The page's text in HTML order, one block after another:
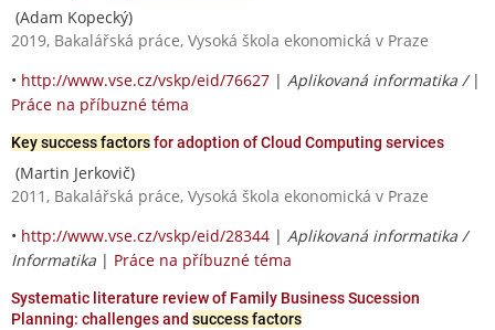
(Adam Kopecký)
2019, Bakalářská práce, Vysoká škola ekonomická v Praze
• http://www.vse.cz/vskp/eid/76627 | Aplikovaná informatika / |
Práce na příbuzné téma
Key success factorsfor adoption of Cloud Computing services
(Martin Jerkovič)
2011, Bakalářská práce, Vysoká škola ekonomická v Praze
• http://www.vse.cz/vskp/eid/28344 | Aplikovaná informatika /
Informatika | Práce na příbuzné téma
Systematic literature review of Family Business Sucession
Planning: challenges and success factors